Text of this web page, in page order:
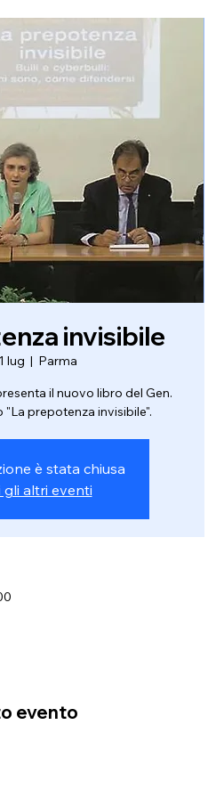
invisibile
lug
  |
Parma
il nuovo libro del Gen.
prepotenza invisibile".
è stata chiusa
gli altri eventi
evento